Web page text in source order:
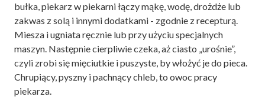
bułka, piekarz w piekarni łączy mąkę, wodę, drożdże lub
zakwas z solą i innymi dodatkami - zgodnie z recepturą.
Miesza i ugniata ręcznie lub przy użyciu specjalnych
maszyn. Następnie cierpliwie czeka, aż ciasto „urośnie”,
czyli zrobi się mięciutkie i puszyste, by włożyć je do pieca.
Chrupiący, pyszny i pachnący chleb, to owoc pracy
piekarza.